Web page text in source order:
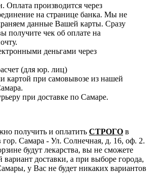
Оплата производится через
на странице банка. Мы не
данные Вашей карты. Сразу
получите чек об оплате на
деньгами через
(для юр. лиц)
картой при самовывозе из нашей
при доставке по Самаре.
получить и оплатить СТРОГО в
гор. Самара - Ул. Солнечная, д. 16, оф. 2.
будут лекарства, вы не сможете
вариант доставки, а при выборе города,
у Вас не будет никаких вариантов